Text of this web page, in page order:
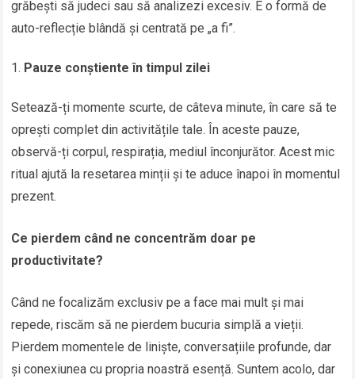
grăbești să judeci sau să analizezi excesiv. E o formă de
auto-reflecție blândă și centrată pe „a fi”.
Pauze conștiente în timpul zilei
Setează-ți momente scurte, de câteva minute, în care să te
oprești complet din activitățile tale. În aceste pauze,
observă-ți corpul, respirația, mediul înconjurător. Acest mic
ritual ajută la resetarea minții și te aduce înapoi în momentul
prezent.
Ce pierdem când ne concentrăm doar pe
productivitate?
Când ne focalizăm exclusiv pe a face mai mult și mai
repede, riscăm să ne pierdem bucuria simplă a vieții.
Pierdem momentele de liniște, conversațiile profunde, dar
și conexiunea cu propria noastră esență. Suntem acolo, dar